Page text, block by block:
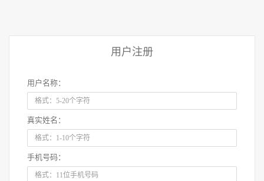
用户注册
用户名称：
真实姓名：
手机号码：